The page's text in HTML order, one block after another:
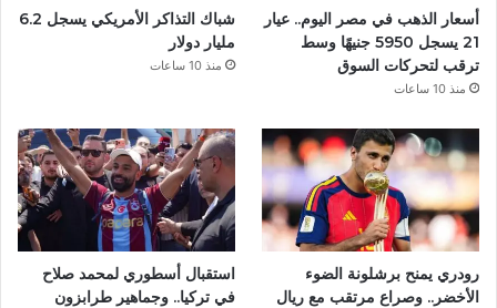
أسعار الذهب في مصر اليوم.. عيار
21 يسجل 5950 جنيهًا وسط
ترقب لتحركات السوق
منذ 10 ساعات
شباك التذاكر الأمريكي يسجل 6.2
مليار دولار
منذ 10 ساعات
رودري يمنح برشلونة الضوء
الأخضر.. وصراع مرتقب مع ريال
استقبال أسطوري لمحمد صلاح
في تركيا.. وجماهير طرابزون